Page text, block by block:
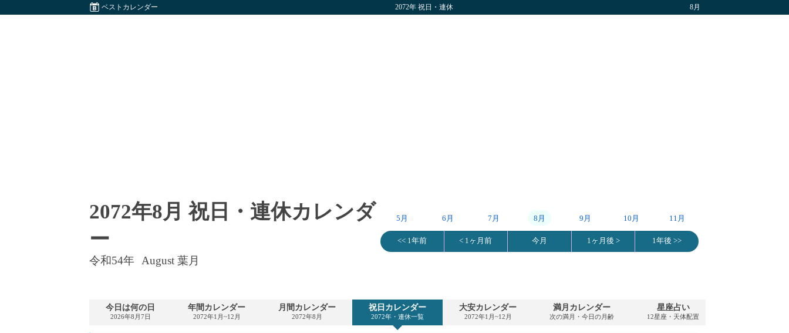
ベストカレンダー 2072年 祝日・連休 8月
2072年8月 祝日・連休カレンダ
ー
令和54年 August 葉月
5月 6月 7月 8月 9月 10月 11月
<< 1年前 < 1ヶ月前 今月 1ヶ月後 > 1年後 >>
今日は何の日
2026年8月7日
年間カレンダー
2072年1月~12月
月間カレンダー
2072年8月
祝日カレンダー
2072年・連休一覧
大安カレンダー
2072年1月~12月
満月カレンダー
次の満月・今日の月齢
星座占い
12星座・天体配置